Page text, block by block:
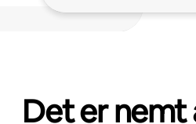
Det er